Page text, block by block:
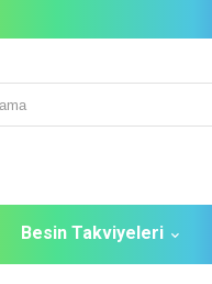
Besin Takviyeleri